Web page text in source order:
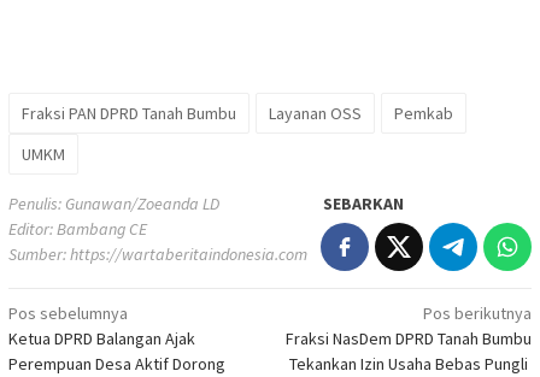
Fraksi PAN DPRD Tanah Bumbu Layanan OSS
Pemkab
UMKM
Penulis: Gunawan/Zoeanda LD
Editor: Bambang CE
Sumber:https://wartaberitaindonesia.com
SEBARKAN
Navigasi
pos
Pos sebelumnya
Ketua DPRD Balangan Ajak
Perempuan Desa Aktif Dorong
Pos berikutnya
Fraksi NasDem DPRD Tanah Bumbu
Tekankan Izin Usaha Bebas Pungli